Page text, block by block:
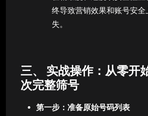
终导致营销效果和账号安全
失。
三、 实战操作：从零开
次完整筛号
第一步：准备原始号码列表